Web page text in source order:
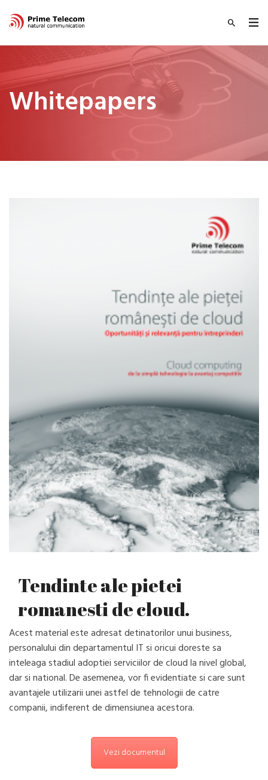
Whitepapers
Tendinte ale pietei
romanesti de cloud.
Acest material este adresat detinatorilor unui business,
personalului din departamentul IT si oricui doreste sa
inteleaga stadiul adoptiei serviciilor de cloud la nivel global,
dar si national. De asemenea, vor fi evidentiate si care sunt
avantajele utilizarii unei astfel de tehnologii de catre
companii, indiferent de dimensiunea acestora.
Vezi documentul